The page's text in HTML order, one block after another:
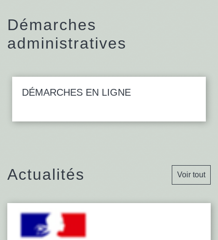
Démarches
administratives
DÉMARCHES EN LIGNE
Actualités Voir tout